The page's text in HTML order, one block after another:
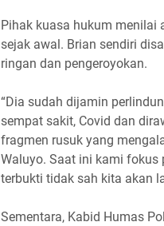
Pihak kuasa hukum menilai
sejak awal. Brian sendiri
ringan dan pengeroyokan.
“Dia sudah dijamin
sempat sakit, Covid dan
fragmen rusuk yang
Waluyo. Saat ini kami fokus
terbukti tidak sah kita akan
Sementara, Kabid Humas